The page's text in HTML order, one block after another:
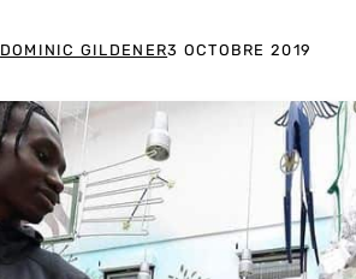
DOMINIC GILDENER3 OCTOBRE 2019